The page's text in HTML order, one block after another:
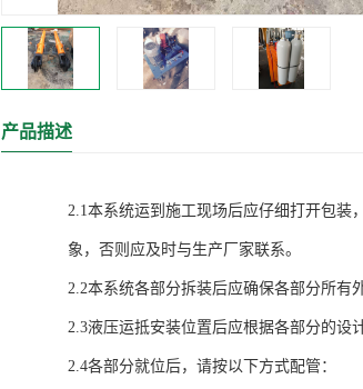
产品描述
2.1本系统运到施工现场后应仔细打开包装
象，否则应及时与生产厂家联系。
2.2本系统各部分拆装后应确保各部分所有
2.3液压运抵安装位置后应根据各部分的设
2.4各部分就位后，请按以下方式配管：